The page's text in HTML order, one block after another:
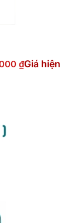
₫Giá hiện